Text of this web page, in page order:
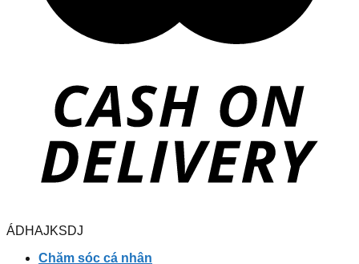
ÁDHAJKSDJ
Chăm sóc cá nhân